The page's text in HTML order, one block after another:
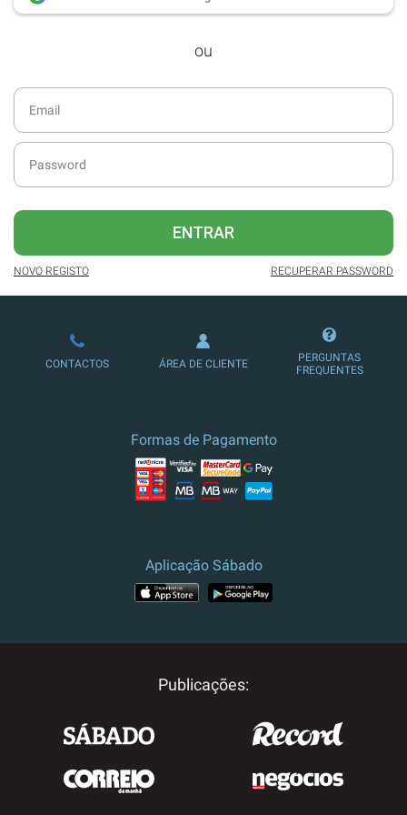
desde dezembro de 2016.
Acesso ao formato digital da SÁBADO
SÁBADO.
diário da atualidade.
publicidade reduzida e não invasiva
no site.
Possibilidade de ler e/ou ouvir artigos.
Ofertas e descontos em produtos,
serviços, eventos desportivos e
ou
ENTRAR
NOVO REGISTO RECUPERAR PASSWORD
CONTACTOS ÁREA DE CLIENTE
PERGUNTAS
FREQUENTES
Formas de Pagamento
Aplicação Sábado
Publicações: